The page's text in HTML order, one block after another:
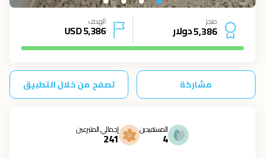
منجز
5,386 دولار
الهدف
5,386
USD
مشاركة تصفح من خلال التطبيق
المستفيدين
4
إجمالي المتبرعين
241